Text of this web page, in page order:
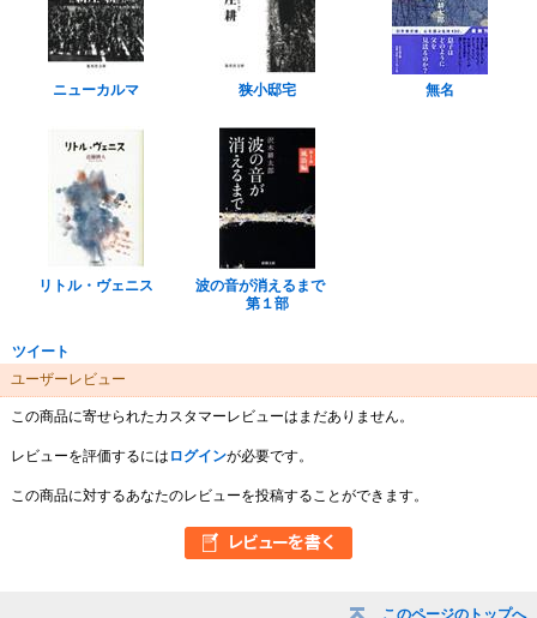
このページのトップへ
ニューカルマ 狭小邸宅 無名
リトル・ヴェニス
波の音が消えるまで
第１部
ツイート
ユーザーレビュー
この商品に寄せられたカスタマーレビューはまだありません。
レビューを評価するには ログインが必要です。
この商品に対するあなたのレビューを投稿することができます。